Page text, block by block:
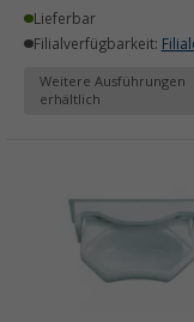
Lieferbar
Filialverfügbarkeit:
Weitere Ausführungen
erhältlich